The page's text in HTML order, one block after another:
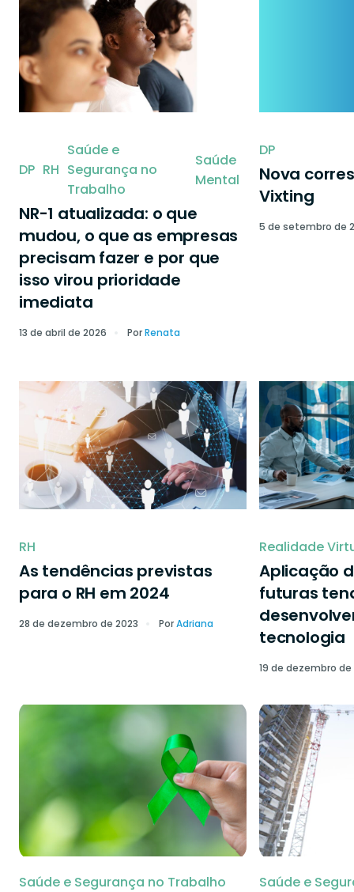
DP RH
Saúde e
Segurança no
Trabalho
Saúde
Mental
NR-1 atualizada: o que
mudou, o que as empresas
precisam fazer e por que
isso virou prioridade
imediata
13 de abril de 2026 PorRenata
DP
Nova
Vixting
5 de setembro de
RH
As tendências previstas
para o RH em 2024
28 de dezembro de 2023 PorAdriana
Realidade
Aplicação
futuras
tecnologia
19 de dezembro de
Saúde e Segurança no Trabalho Saúde e